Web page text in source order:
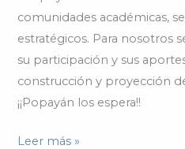
comunidades académicas,
estratégicos. Para nosotros
su participación y sus
construcción y proyección
¡¡Popayán los espera!!
Leer más »